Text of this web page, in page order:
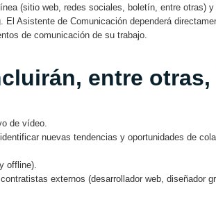
(sitio web, redes sociales, boletín, entre otras)
Asistente de Comunicación dependerá
de comunicación de su trabajo.
entre
de vídeo.
nuevas tendencias y oportunidades de
offline).
externos (desarrollador web, diseñador